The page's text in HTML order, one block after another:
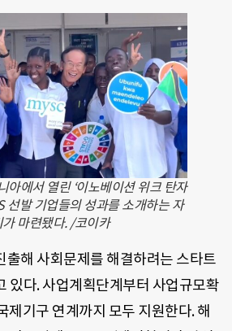
아에서 열린 ‘이노베이션 위크 탄자
선발 기업들의 성과를 소개하는 자
가 마련됐다. /코이카
출해 사회문제를 해결하려는 스타트
있다. 사업계획단계부터 사업규모확
기구 연계까지 모두 지원한다. 해